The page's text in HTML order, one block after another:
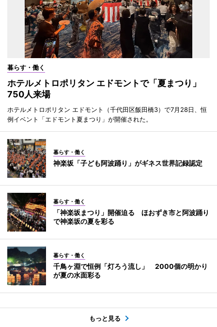
暮らす・働く
ホテルメトロポリタン エドモントで「夏まつり」
750人来場
ホテルメトロポリタン エドモント（千代田区飯田橋3）で7月28日、恒
例イベント「エドモント夏まつり」が開催された。
暮らす・働く
神楽坂「子ども阿波踊り」がギネス世界記録認定
暮らす・働く
「神楽坂まつり」開催迫る ほおずき市と阿波踊り
で神楽坂の夏を彩る
暮らす・働く
千鳥ヶ淵で恒例「灯ろう流し」 2000個の明かり
が夏の水面彩る
もっと見る